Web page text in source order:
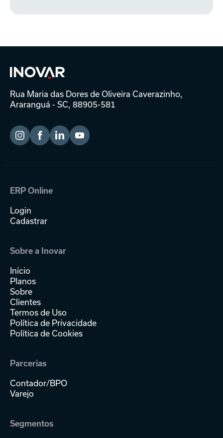
Rua Maria das Dores de Oliveira Caverazinho,
Araranguá - SC, 88905-581
ERP Online
Login
Cadastrar
Sobre a Inovar
Início
Planos
Sobre
Clientes
Termos de Uso
Política de Privacidade
Política de Cookies
Parcerias
Contador/BPO
Varejo
Segmentos